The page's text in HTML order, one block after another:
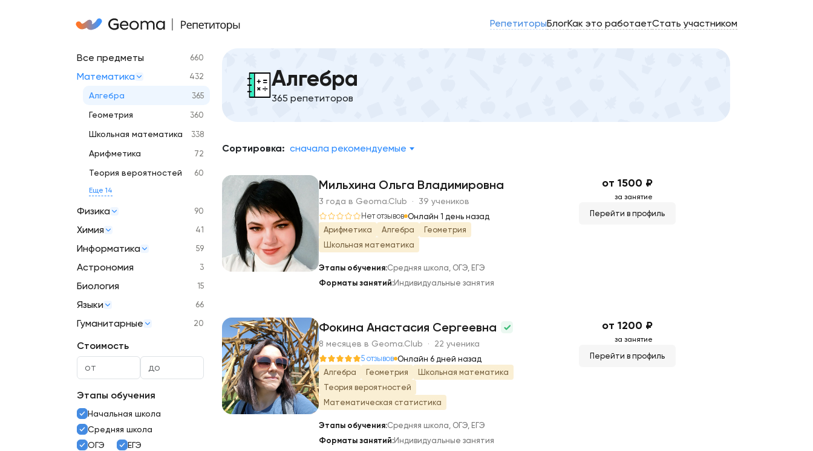
РепетиторыБлогКак это работаетСтать участником
Все предметы 660
Математика 432
Алгебра 365
Геометрия 360
Школьная математика 338
Арифметика 72
Теория вероятностей 60
Еще 14
Физика 90
Химия 41
Информатика 59
Астрономия 3
Биология 15
Языки 66
Гуманитарные 20
Стоимость
Этапы обучения
Начальная школа
Средняя школа
ОГЭ
ЕГЭ
Алгебра
365 репетиторов
Сортировка: сначала рекомендуемые
М
Мильхина Ольга Владимировна
3 года в Geoma.Club · 39 учеников
Нет отзывов Онлайн 1 день назад
Арифметика
Алгебра
Геометрия
Школьная математика
Этапы обучения:Средняя школа, ОГЭ, ЕГЭ
Форматы занятий:Индивидуальные занятия
от 1500 ₽
за занятие
Перейти в профиль
Ф
Фокина Анастасия Сергеевна
8 месяцев в Geoma.Club · 22 ученика
5 отзывов Онлайн 6 дней назад
Алгебра
Геометрия
Школьная математика
Теория вероятностей
Математическая статистика
Этапы обучения:Средняя школа, ОГЭ, ЕГЭ
Форматы занятий:Индивидуальные занятия
от 1200 ₽
за занятие
Перейти в профиль